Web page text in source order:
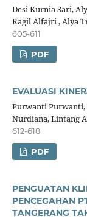
Desi Kurnia Sari,
Ragil Alfajri , Alya
605-611
PDF
EVALUASI
Purwanti Purwanti,
Nurdiana, Lintang
612-618
PDF
PENGUATAN
PENCEGAHAN
TANGERANG